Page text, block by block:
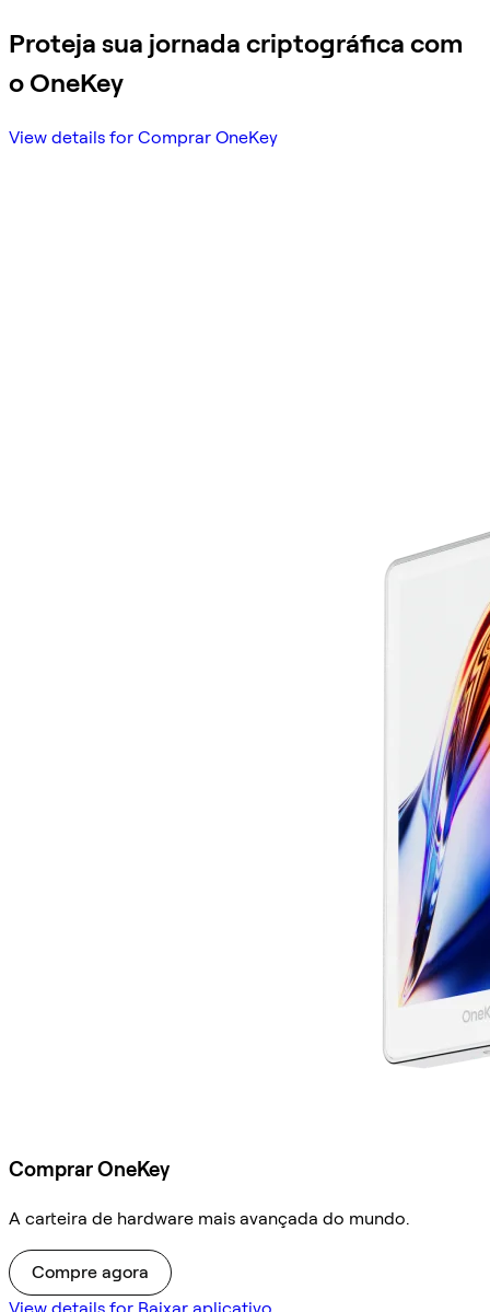
Proteja sua jornada criptográfica com
o OneKey
View details for Comprar OneKey
Comprar OneKey
A carteira de hardware mais avançada do mundo.
Compre agora